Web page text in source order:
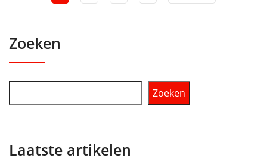
Zoeken
Zoeken
Laatste artikelen